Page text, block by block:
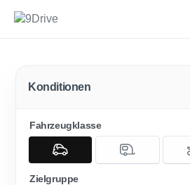
Konditionen
Fahrzeugklasse
Zielgruppe